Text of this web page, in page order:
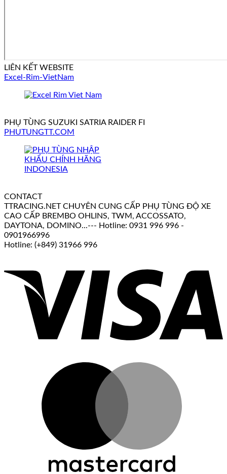
LIÊN KẾT WEBSITE
Excel-Rim-VietNam
PHỤ TÙNG SUZUKI SATRIA RAIDER FI
PHUTUNGTT.COM
CONTACT
TTRACING.NET CHUYÊN CUNG CẤP PHỤ TÙNG ĐỘ XE
CAO CẤP BREMBO OHLINS, TWM, ACCOSSATO,
DAYTONA, DOMINO...--- Hotline: 0931 996 996 -
0901966996
Hotline: (+849) 31966 996